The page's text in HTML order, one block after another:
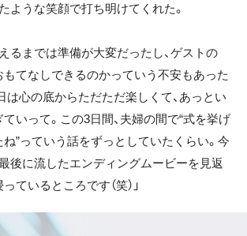
ような笑顔で打ち明けてくれた。
るまでは準備が大変だったし、ゲストの
てなしできるのかっていう不安もあった
は心の底からただただ楽しくて、あっとい
いって。この3日間、夫婦の間で“式を挙げ
”っていう話をずっとしていたくらい。今
後に流したエンディングムービーを見返
ているところです（笑）」